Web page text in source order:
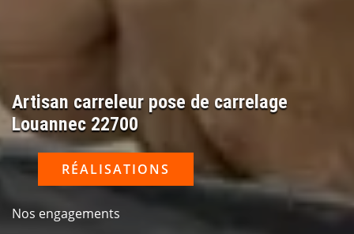
Artisan carreleur pose de carrelage
Louannec 22700
RÉALISATIONS
Nos engagements